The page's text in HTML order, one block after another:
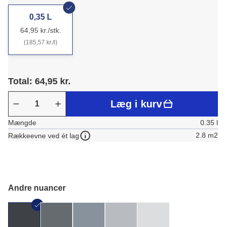
0,35 L
64,95 kr./stk.
(185,57 kr./l)
Total: 64,95 kr.
Læg i kurv
Mængde
0.35 l
Rækkeevne ved ét lag
2.8 m2
Andre nuancer